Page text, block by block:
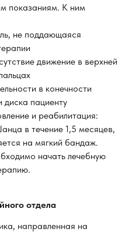
показаниям. К ним
не поддающаяся
движение в верхней
в конечности
диска пациенту
и реабилитация:
в течение 1,5 месяцев,
на мягкий бандаж.
начать лечебную
отдела
направленная на